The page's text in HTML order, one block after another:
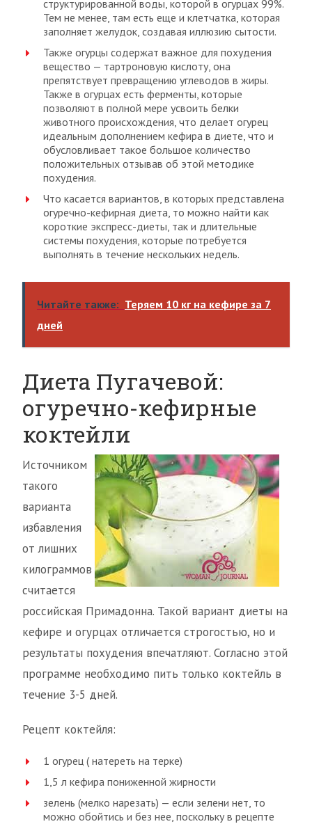
структурированной воды, которой в огурцах 99%.
Тем не менее, там есть еще и клетчатка, которая
заполняет желудок, создавая иллюзию сытости.
Также огурцы содержат важное для похудения
вещество — тартроновую кислоту, она
препятствует превращению углеводов в жиры.
Также в огурцах есть ферменты, которые
позволяют в полной мере усвоить белки
животного происхождения, что делает огурец
идеальным дополнением кефира в диете, что и
обусловливает такое большое количество
положительных отзывав об этой методике
похудения.
Что касается вариантов, в которых представлена
огуречно-кефирная диета, то можно найти как
короткие экспресс-диеты, так и длительные
системы похудения, которые потребуется
выполнять в течение нескольких недель.
Читайте также: Теряем 10 кг на кефире за 7
дней
Диета Пугачевой:
огуречно-кефирные
коктейли
Источником
такого
варианта
избавления
от лишних
килограммов
считается
российская Примадонна. Такой вариант диеты на
кефире и огурцах отличается строгостью, но и
результаты похудения впечатляют. Согласно этой
программе необходимо пить только коктейль в
течение 3-5 дней.
Рецепт коктейля:
1 огурец ( натереть на теркe)
1,5 л кефира пониженной жирности
зелень (мелко нарезать) — если зелени нет, то
можно обойтись и без нее, поскольку в рецепте